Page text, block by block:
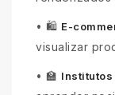
• 🛍️ E-
visualizar
• 🏫 Institutos